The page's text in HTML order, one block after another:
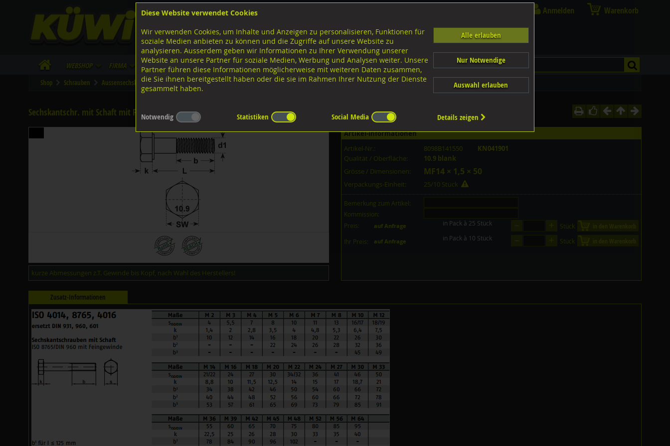
Lagerstrasse 8
Tel. 043 455 20 30
FB
IG
WebShop Firma Lieferinfo Infos/Downloads
Anmelden Warenkorb
Shop Schrauben Aussensechskant Feingewinde mit Schaft 10.9 Stahl schwarz
Sechskantschr. mit Schaft mit Feingew., DIN960 ISO8675 10.9 blank MF14x1,5x50
kurze Abmessungen z.T. Gewinde bis Kopf, nach Wahl des Herstellers!
Artikel-Informationen
Artikel-Nr.:
8098B141550
KN041901
Qualität / Oberfläche:
10.9 blank
Grösse / Dimensionen:
MF14 × 1,5 × 50
Verpackungs-Einheit: 25/10 Stück
Bemerkung zum Artikel:
Kommission:
Preis:
auf Anfrage in Pack à 25 Stück Stück
Ihr Preis: auf Anfrage in Pack à 10 Stück Stück
Zusatz-Informationen
Diese Website verwendet Cookies
Wir verwenden Cookies, um Inhalte und Anzeigen zu personalisieren, Funktionen für
soziale Medien anbieten zu können und die Zugriffe auf unsere Website zu
analysieren. Ausserdem geben wir Informationen zu Ihrer Verwendung unserer
Website an unsere Partner für soziale Medien, Werbung und Analysen weiter. Unsere
Partner führen diese Informationen möglicherweise mit weiteren Daten zusammen,
die Sie ihnen bereitgestellt haben oder die sie im Rahmen Ihrer Nutzung der Dienste
gesammelt haben.
Alle erlauben
Nur Notwendige
Auswahl erlauben
Notwendig Statistiken Social Media Details zeigen